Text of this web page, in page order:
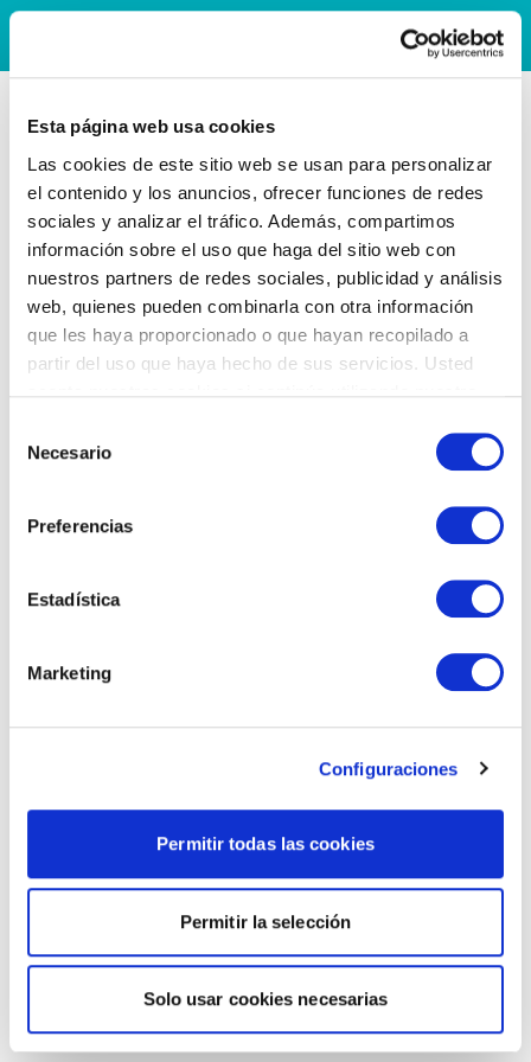
Esta página web usa cookies
Las cookies de este sitio web se usan para personalizar
el contenido y los anuncios, ofrecer funciones de redes
sociales y analizar el tráfico. Además, compartimos
información sobre el uso que haga del sitio web con
nuestros partners de redes sociales, publicidad y análisis
web, quienes pueden combinarla con otra información
que les haya proporcionado o que hayan recopilado a
partir del uso que haya hecho de sus servicios. Usted
Necesario
Preferencias
Estadística
Marketing
Configuraciones
Permitir todas las cookies
Permitir la selección
Solo usar cookies necesarias